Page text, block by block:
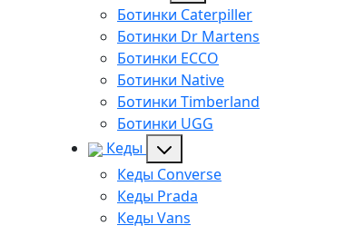
Ботинки Caterpiller
Ботинки Dr Martens
Ботинки ECCO
Ботинки Native
Ботинки Timberland
Ботинки UGG
Кеды
Кеды Converse
Кеды Prada
Кеды Vans